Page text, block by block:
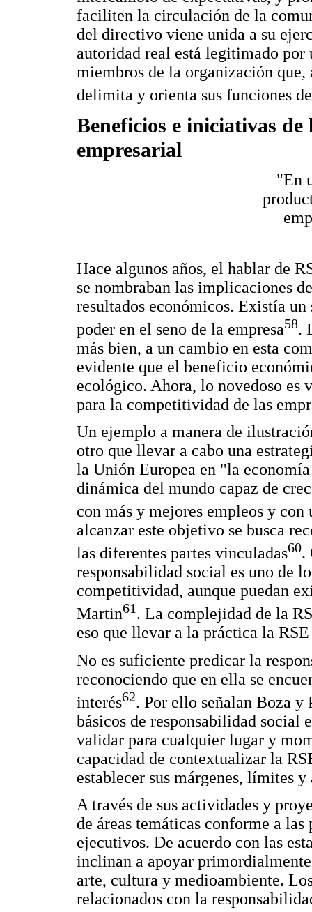
faciliten la circulación de la
del directivo viene unida a su
autoridad real está legitimado
miembros de la organización que,
delimita y orienta sus funciones
Beneficios e iniciativas
empresarial
"En
Hace algunos años, el hablar de
se nombraban las implicaciones
resultados económicos. Existía
poder en el seno de la empresa58.
más bien, a un cambio en esta
evidente que el beneficio
ecológico. Ahora, lo novedoso es
para la competitividad de las
Un ejemplo a manera de
otro que llevar a cabo una
la Unión Europea en "la
dinámica del mundo capaz de
con más y mejores empleos y
alcanzar este objetivo se busca
las diferentes partes vinculadas60.
responsabilidad social es uno de
competitividad, aunque puedan
Martin61. La complejidad de la
eso que llevar a la práctica la
No es suficiente predicar la
reconociendo que en ella se
interés62. Por ello señalan Boza y
básicos de responsabilidad social
validar para cualquier lugar y
capacidad de contextualizar la
establecer sus márgenes, límites
A través de sus actividades y
de áreas temáticas conforme a
ejecutivos. De acuerdo con las
inclinan a apoyar
arte, cultura y medioambiente.
relacionados con la